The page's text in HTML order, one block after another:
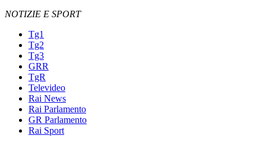
NOTIZIE E SPORT
Tg1
Tg2
Tg3
GRR
TgR
Televideo
Rai News
Rai Parlamento
GR Parlamento
Rai Sport